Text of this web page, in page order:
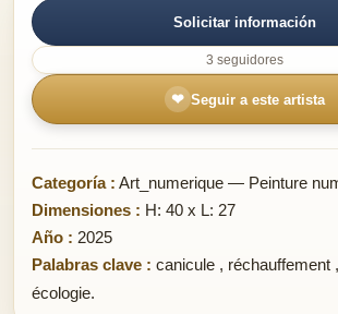
Solicitar información
3 seguidores
❤ Seguir a este artista
Categoría : Art_numerique — Peinture
Dimensiones : H: 40 x L: 27
Año : 2025
Palabras clave : canicule , réchauffement ,
écologie.